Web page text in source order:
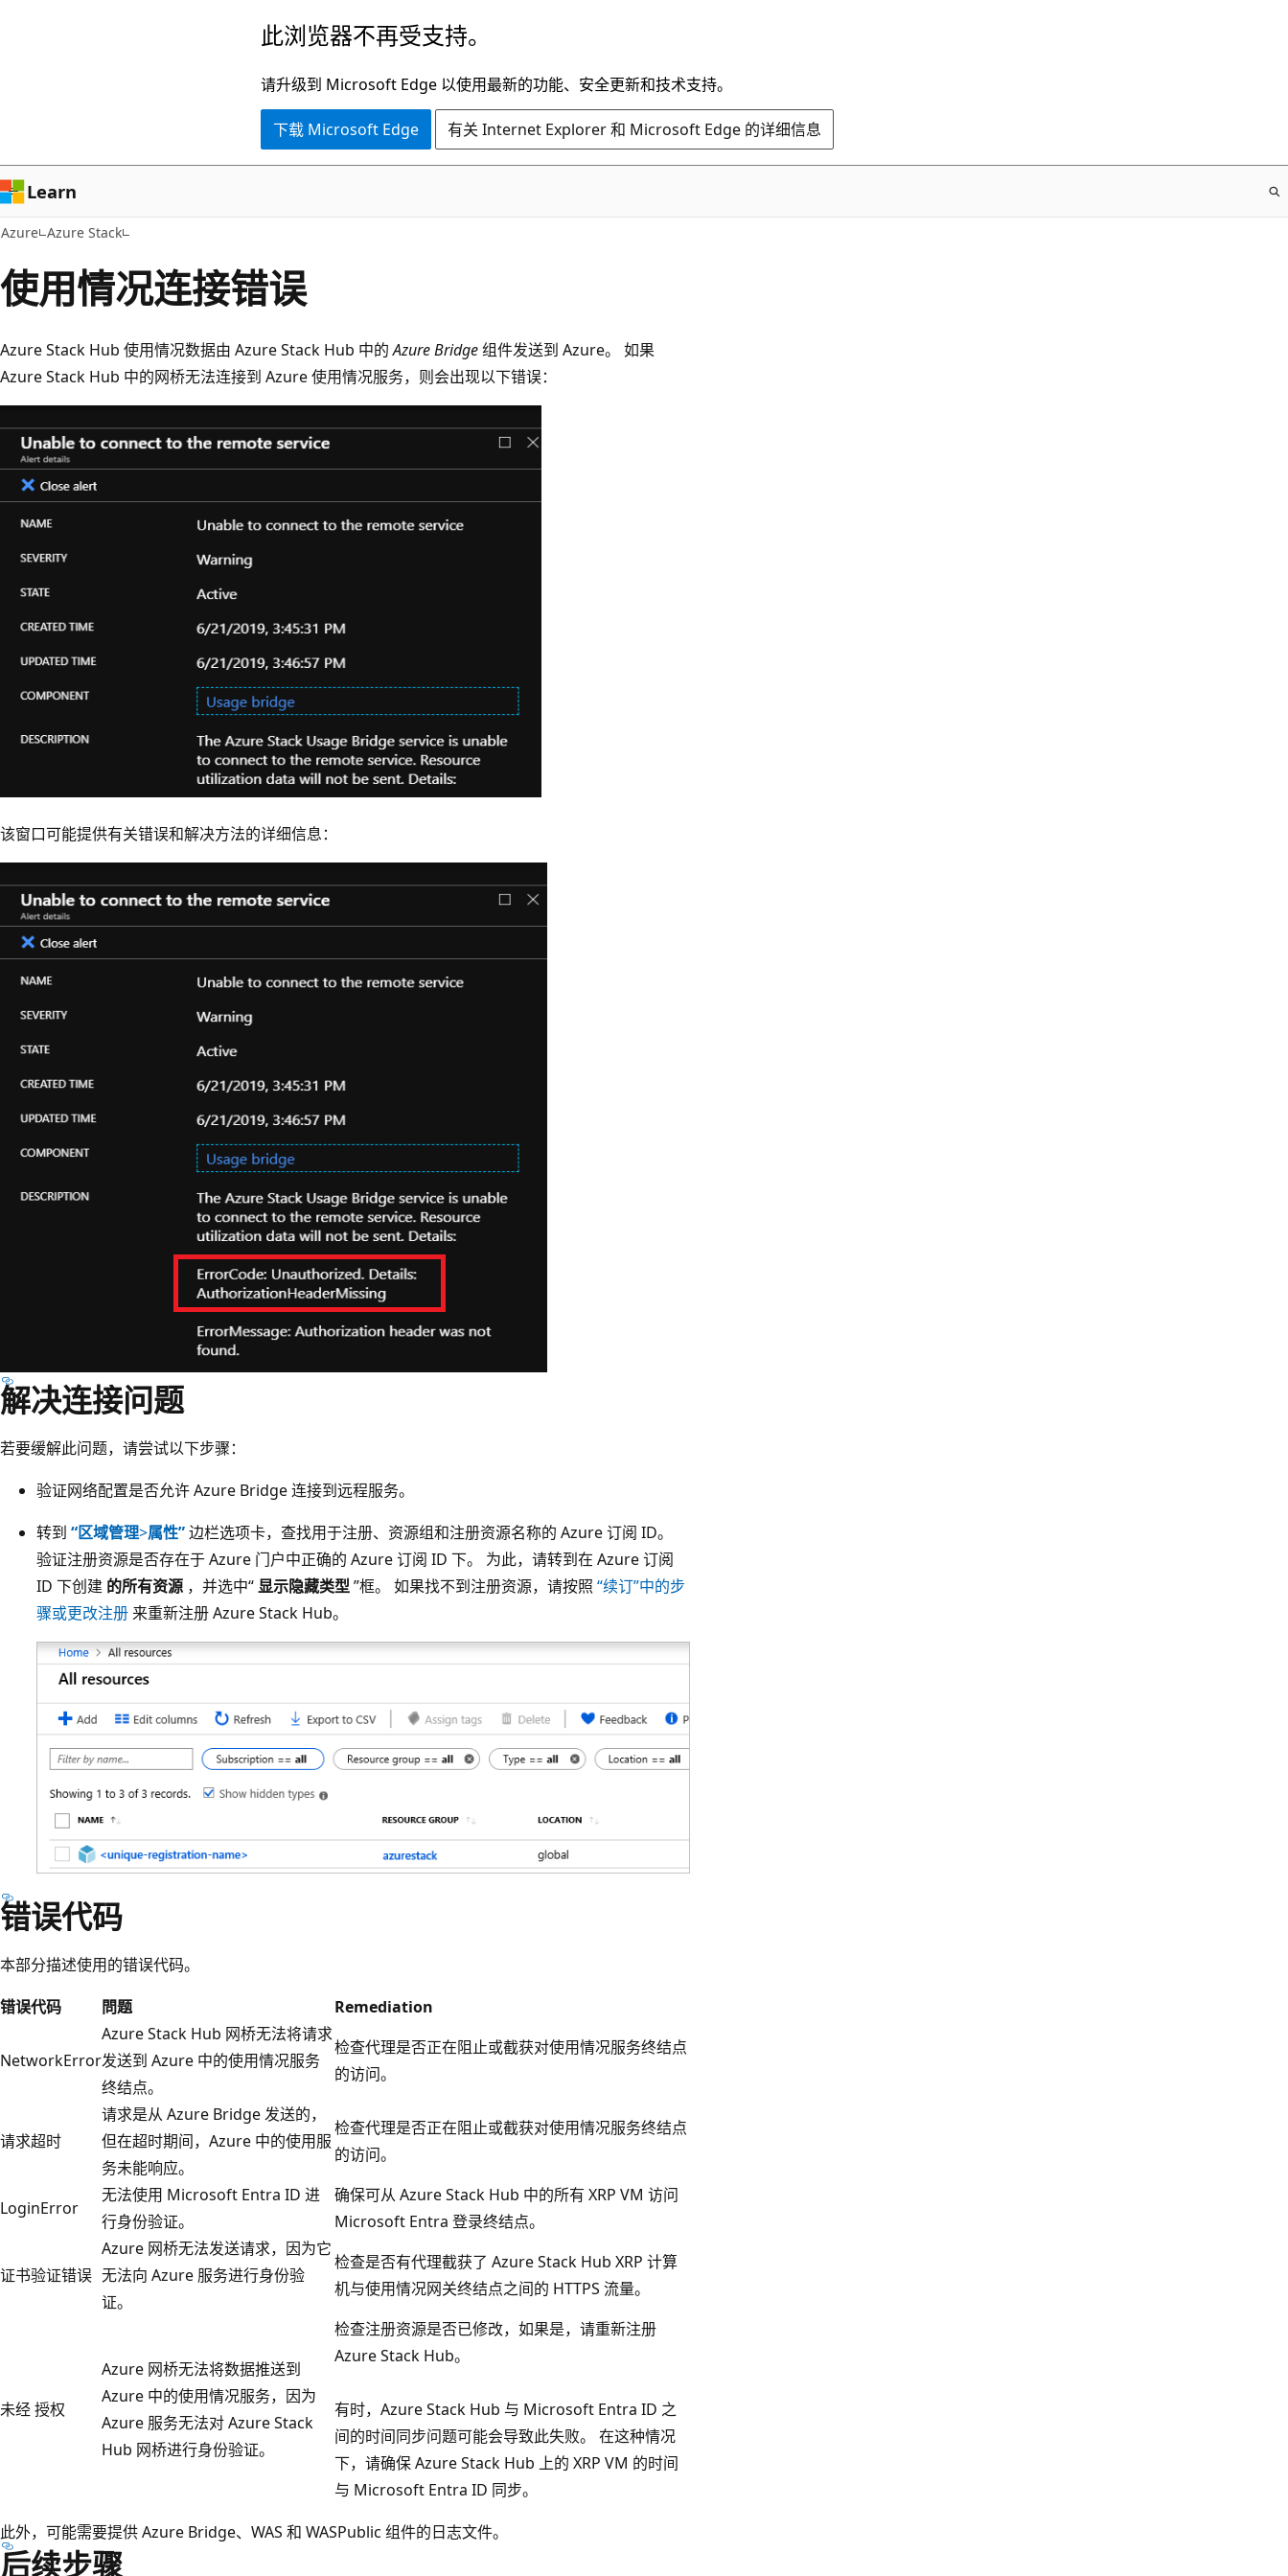
容
此浏览器不再受支持。
请升级到 Microsoft Edge 以使用最新的功能、安全更新和技术支持。
下载 Microsoft Edge 有关 Internet Explorer 和 Microsoft Edge 的详细信息
Learn
Azure Azure Stack
使用情况连接错误
Azure Stack Hub 使用情况数据由 Azure Stack Hub 中的Azure Bridge组件发送到 Azure。 如果
Azure Stack Hub 中的网桥无法连接到 Azure 使用情况服务，则会出现以下错误：
该窗口可能提供有关错误和解决方法的详细信息：
解决连接问题
若要缓解此问题，请尝试以下步骤：
验证网络配置是否允许 Azure Bridge 连接到远程服务。
转到 “区域管理>属性”边栏选项卡，查找用于注册、资源组和注册资源名称的 Azure 订阅 ID。
验证注册资源是否存在于 Azure 门户中正确的 Azure 订阅 ID 下。 为此，请转到在 Azure 订阅
ID 下创建 的所有资源 ，并选中“显示隐藏类型”框。 如果找不到注册资源，请按照 “续订”中的步
骤或更改注册 来重新注册 Azure Stack Hub。
错误代码
本部分描述使用的错误代码。
错误代码
問题 Remediation
NetworkError
Azure Stack Hub 网桥无法将请求
发送到 Azure 中的使用情况服务
终结点。
检查代理是否正在阻止或截获对使用情况服务终结点
的访问。
请求超时
请求是从 Azure Bridge 发送的，
但在超时期间，Azure 中的使用服
务未能响应。
检查代理是否正在阻止或截获对使用情况服务终结点
的访问。
LoginError
无法使用 Microsoft Entra ID 进
行身份验证。
确保可从 Azure Stack Hub 中的所有 XRP VM 访问
Microsoft Entra 登录终结点。
证书验证错误
Azure 网桥无法发送请求，因为它
无法向 Azure 服务进行身份验
证。
检查是否有代理截获了 Azure Stack Hub XRP 计算
机与使用情况网关终结点之间的 HTTPS 流量。
未经 授权
Azure 网桥无法将数据推送到
Azure 中的使用情况服务，因为
Azure 服务无法对 Azure Stack
Hub 网桥进行身份验证。
检查注册资源是否已修改，如果是，请重新注册
Azure Stack Hub。
有时，Azure Stack Hub 与 Microsoft Entra ID 之
间的时间同步问题可能会导致此失败。 在这种情况
下，请确保 Azure Stack Hub 上的 XRP VM 的时间
与 Microsoft Entra ID 同步。
此外，可能需要提供 Azure Bridge、WAS 和 WASPublic 组件的日志文件。
后续步骤